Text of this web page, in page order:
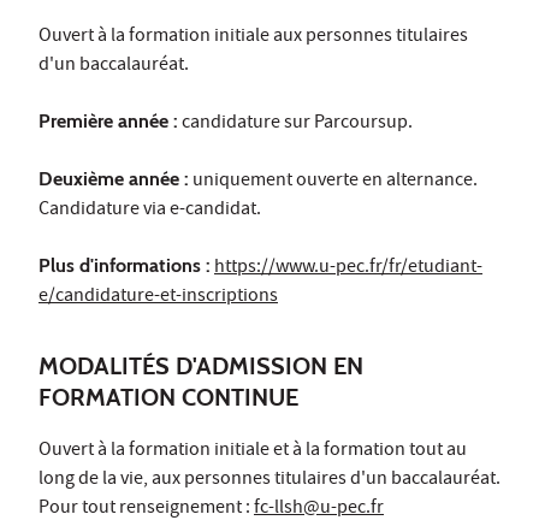
Ouvert à la formation initiale aux personnes titulaires
d'un baccalauréat.
Première année : candidature sur Parcoursup.
Deuxième année : uniquement ouverte en alternance.
Candidature via e-candidat.
Plus d'informations : https://www.u-pec.fr/fr/etudiant-
e/candidature-et-inscriptions
MODALITÉS D'ADMISSION EN
FORMATION CONTINUE
Ouvert à la formation initiale et à la formation tout au
long de la vie, aux personnes titulaires d'un baccalauréat.
Pour tout renseignement :fc-llsh@u-pec.fr